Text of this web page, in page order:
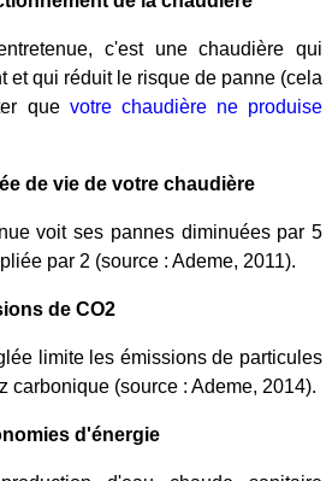
c'est une chaudière qui
et qui réduit le risque de panne (cela
que votre chaudière ne produise
de vie de votre chaudière
voit ses pannes diminuées par 5
par 2 (source : Ademe, 2011).
de CO2
limite les émissions de particules
carbonique (source : Ademe, 2014).
d'énergie